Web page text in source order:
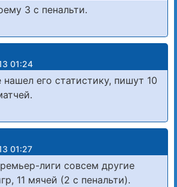
3 с пенальти.
01:24
его статистику, пишут 10
01:27
лиги совсем другие
11 мячей (2 с пенальти).